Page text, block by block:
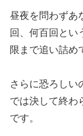
昼夜を問わずあ
回、何百回とい
限まで追い詰め
さらに恐ろしい
では決して終わ
です。